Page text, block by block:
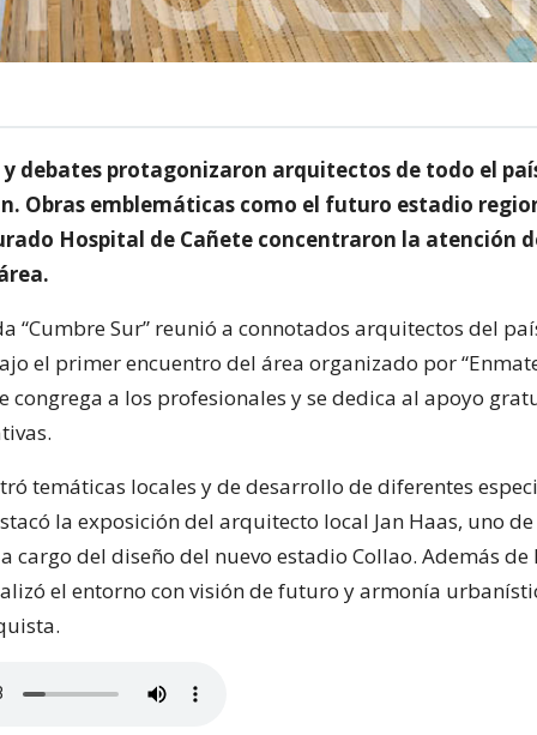
debates protagonizaron arquitectos de todo el
Obras emblemáticas como el futuro estadio
Hospital de Cañete concentraron la atención
“Cumbre Sur” reunió a connotados arquitectos del
el primer encuentro del área organizado por
congrega a los profesionales y se dedica al apoyo
temáticas locales y de desarrollo de diferentes
la exposición del arquitecto local Jan Haas, uno
cargo del diseño del nuevo estadio Collao. Además de
el entorno con visión de futuro y armonía